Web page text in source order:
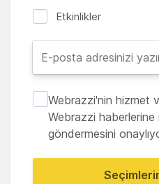
Etkinlikler
Webrazzi'nin hizmet
Webrazzi
göndermesini